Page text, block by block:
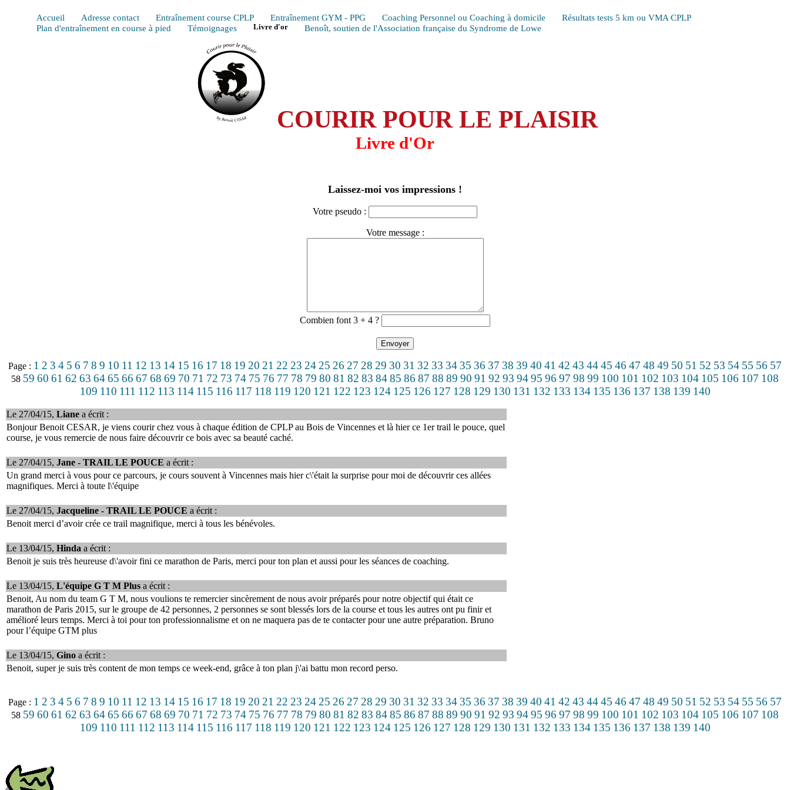
Accueil Adresse contact Entraînement course CPLP Entraînement GYM - PPG Coaching Personnel ou Coaching à domicile
Résultats tests 5 km ou VMA CPLP
Plan d'entraînement en course à pied
Témoignages Livre d'or Benoît, soutien de l'Association française du Syndrome de Lowe
COURIR POUR LE PLAISIR
Livre d'Or
Laissez-moi vos impressions !
Votre pseudo :
Votre message :
Combien font 3 + 4 ?
Page : 1 2 3 4 5 6 7 8 9 10 11 12 13 14 15 16 17 18 19 20 21 22 23 24 25 26 27 28 29 30 31 32 33 34 35 36 37 38 39 40 41 42 43 4445 46 47 48 49 50 51 52 53 54 55 56 57
58 59 60 61 62 63 6465 66 67 68 69 70 71 72 73 74 75 76 77 78 79 80 81 82 83 8485 86 87 88 89 90 91 92 93 9495 96 97 98 99 100 101 102 103 104 105 106 107 108
109 110 111 112 113 114 115 116 117 118 119 120 121 122 123 124 125 126 127 128 129 130 131 132 133 134 135 136 137 138 139 140
Le 27/04/15, Liane a écrit :
Bonjour Benoit CESAR, je viens courir chez vous à chaque édition de CPLP au Bois de Vincennes et là hier ce 1er trail le pouce, quel
course, je vous remercie de nous faire découvrir ce bois avec sa beauté caché.
Le 27/04/15, Jane - TRAIL LE POUCE a écrit :
Un grand merci à vous pour ce parcours, je cours souvent à Vincennes mais hier c\'était la surprise pour moi de découvrir ces allées
magnifiques. Merci à toute l\'équipe
Le 27/04/15, Jacqueline - TRAIL LE POUCE a écrit :
Benoit merci d’avoir crée ce trail magnifique, merci à tous les bénévoles.
Le 13/04/15, Hinda a écrit :
Benoit je suis très heureuse d\'avoir fini ce marathon de Paris, merci pour ton plan et aussi pour les séances de coaching.
Le 13/04/15, L'équipe G T M Plus a écrit :
Benoit, Au nom du team G T M, nous voulions te remercier sincèrement de nous avoir préparés pour notre objectif qui était ce
marathon de Paris 2015, sur le groupe de 42 personnes, 2 personnes se sont blessés lors de la course et tous les autres ont pu finir et
amélioré leurs temps. Merci à toi pour ton professionnalisme et on ne maquera pas de te contacter pour une autre préparation. Bruno
pour l’équipe GTM plus
Le 13/04/15, Gino a écrit :
Benoit, super je suis très content de mon temps ce week-end, grâce à ton plan j\'ai battu mon record perso.
Page : 1 2 3 4 5 6 7 8 9 10 11 12 13 14 15 16 17 18 19 20 21 22 23 24 25 26 27 28 29 30 31 32 33 34 35 36 37 38 39 40 41 42 43 4445 46 47 48 49 50 51 52 53 54 55 56 57
58 59 60 61 62 63 6465 66 67 68 69 70 71 72 73 74 75 76 77 78 79 80 81 82 83 8485 86 87 88 89 90 91 92 93 9495 96 97 98 99 100 101 102 103 104 105 106 107 108
109 110 111 112 113 114 115 116 117 118 119 120 121 122 123 124 125 126 127 128 129 130 131 132 133 134 135 136 137 138 139 140